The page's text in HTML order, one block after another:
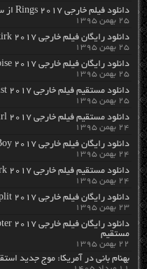
دانلود فیلم خارجی Rings 2017 از سرور سایت
۲۵ بهمن ۱۳۹۵
دانلود رایگان فیلم خارجی Dunkirk 2017 با لینک مستقیم
۲۵ بهمن ۱۳۹۵
دانلود رایگان فیلم خارجی Eloise 2017 با لینک مستقیم
۲۵ بهمن ۱۳۹۵
دانلود مستقیم فیلم خارجی Essex Heist 2017 از سرور سایت
۲۵ بهمن ۱۳۹۵
دانلود مستقیم فیلم خارجی Get the Girl 2017 از سرور سایت
۲۴ بهمن ۱۳۹۵
دانلود رایگان فیلم خارجی iBoy 2017 با لینک مستقیم
۲۴ بهمن ۱۳۹۵
دانلود مستقیم فیلم خارجی Justice League Dark 2017 از سرور سایت
۲۴ بهمن ۱۳۹۵
دانلود رایگان فیلم خارجی Split 2017 با لینک مستقیم
۲۳ بهمن ۱۳۹۵
مستقیم
۲۲ بهمن ۱۳۹۵
بهنام بانی در آمریکا: موج جدید